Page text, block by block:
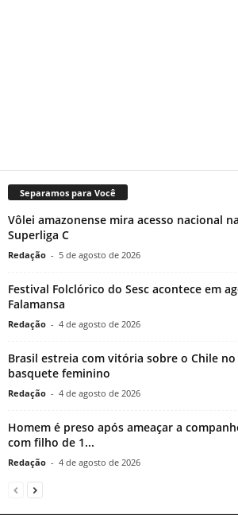
Separamos para Você
Vôlei amazonense mira acesso nacional
Superliga C
Redação - 5 de agosto de 2026
Festival Folclórico do Sesc acontece em
Falamansa
Redação - 4 de agosto de 2026
Brasil estreia com vitória sobre o Chile
basquete feminino
Redação - 4 de agosto de 2026
Homem é preso após ameaçar a
com filho de 1...
Redação - 4 de agosto de 2026